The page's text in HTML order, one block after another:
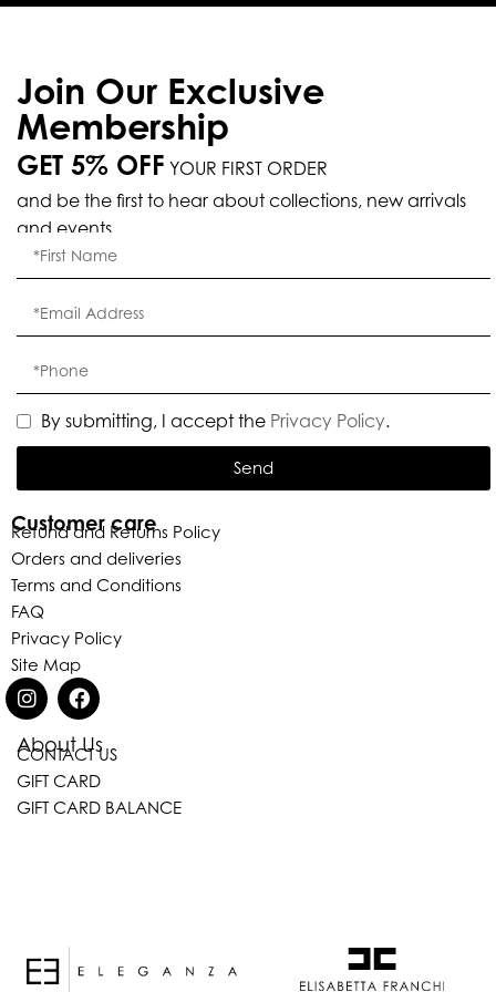
About Us
CONTACT US
GIFT CARD
GIFT CARD BALANCE
Customer care
Refund and Returns Policy
Orders and deliveries
Terms and Conditions
FAQ
Privacy Policy
Site Map
Join Our Exclusive
Membership
GET 5% OFF YOUR FIRST ORDER
and be the first to hear about collections, new arrivals
and events.
By submitting, I accept the Privacy Policy.
Send
Eleganza Israel
האם נוכל לעזור לך?